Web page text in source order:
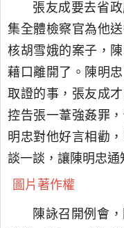
張友成要去省
集全體檢察官為他
核胡雪娥的案子，
藉口離開了。陳明
取證的事，張友成
控告張一葦強姦罪
明忠對他好言相勸
談一談，讓陳明忠通
圖片著作權
陳詠召開例會